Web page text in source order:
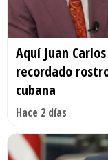
Aquí Juan
recordado
cubana
Hace 2 días